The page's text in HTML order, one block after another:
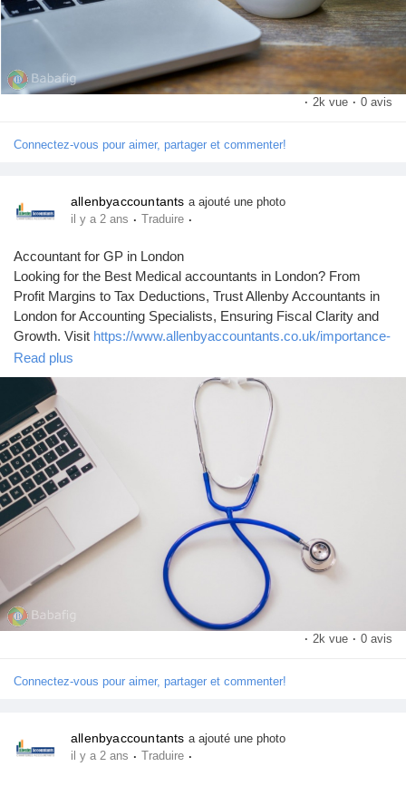
· 2k vue · 0 avis
Connectez-vous pour aimer, partager et commenter!
allenbyaccountants a ajouté une photo
il y a 2 ans · Traduire ·
Accountant for GP in London
Looking for the Best Medical accountants in London? From
Profit Margins to Tax Deductions, Trust Allenby Accountants in
London for Accounting Specialists, Ensuring Fiscal Clarity and
Growth. Visit https://www.allenbyaccountants.co.uk/importance-
choosing-effective-medical-accountants-london/
information.
Read plus
· 2k vue · 0 avis
Connectez-vous pour aimer, partager et commenter!
allenbyaccountants a ajouté une photo
il y a 2 ans · Traduire ·